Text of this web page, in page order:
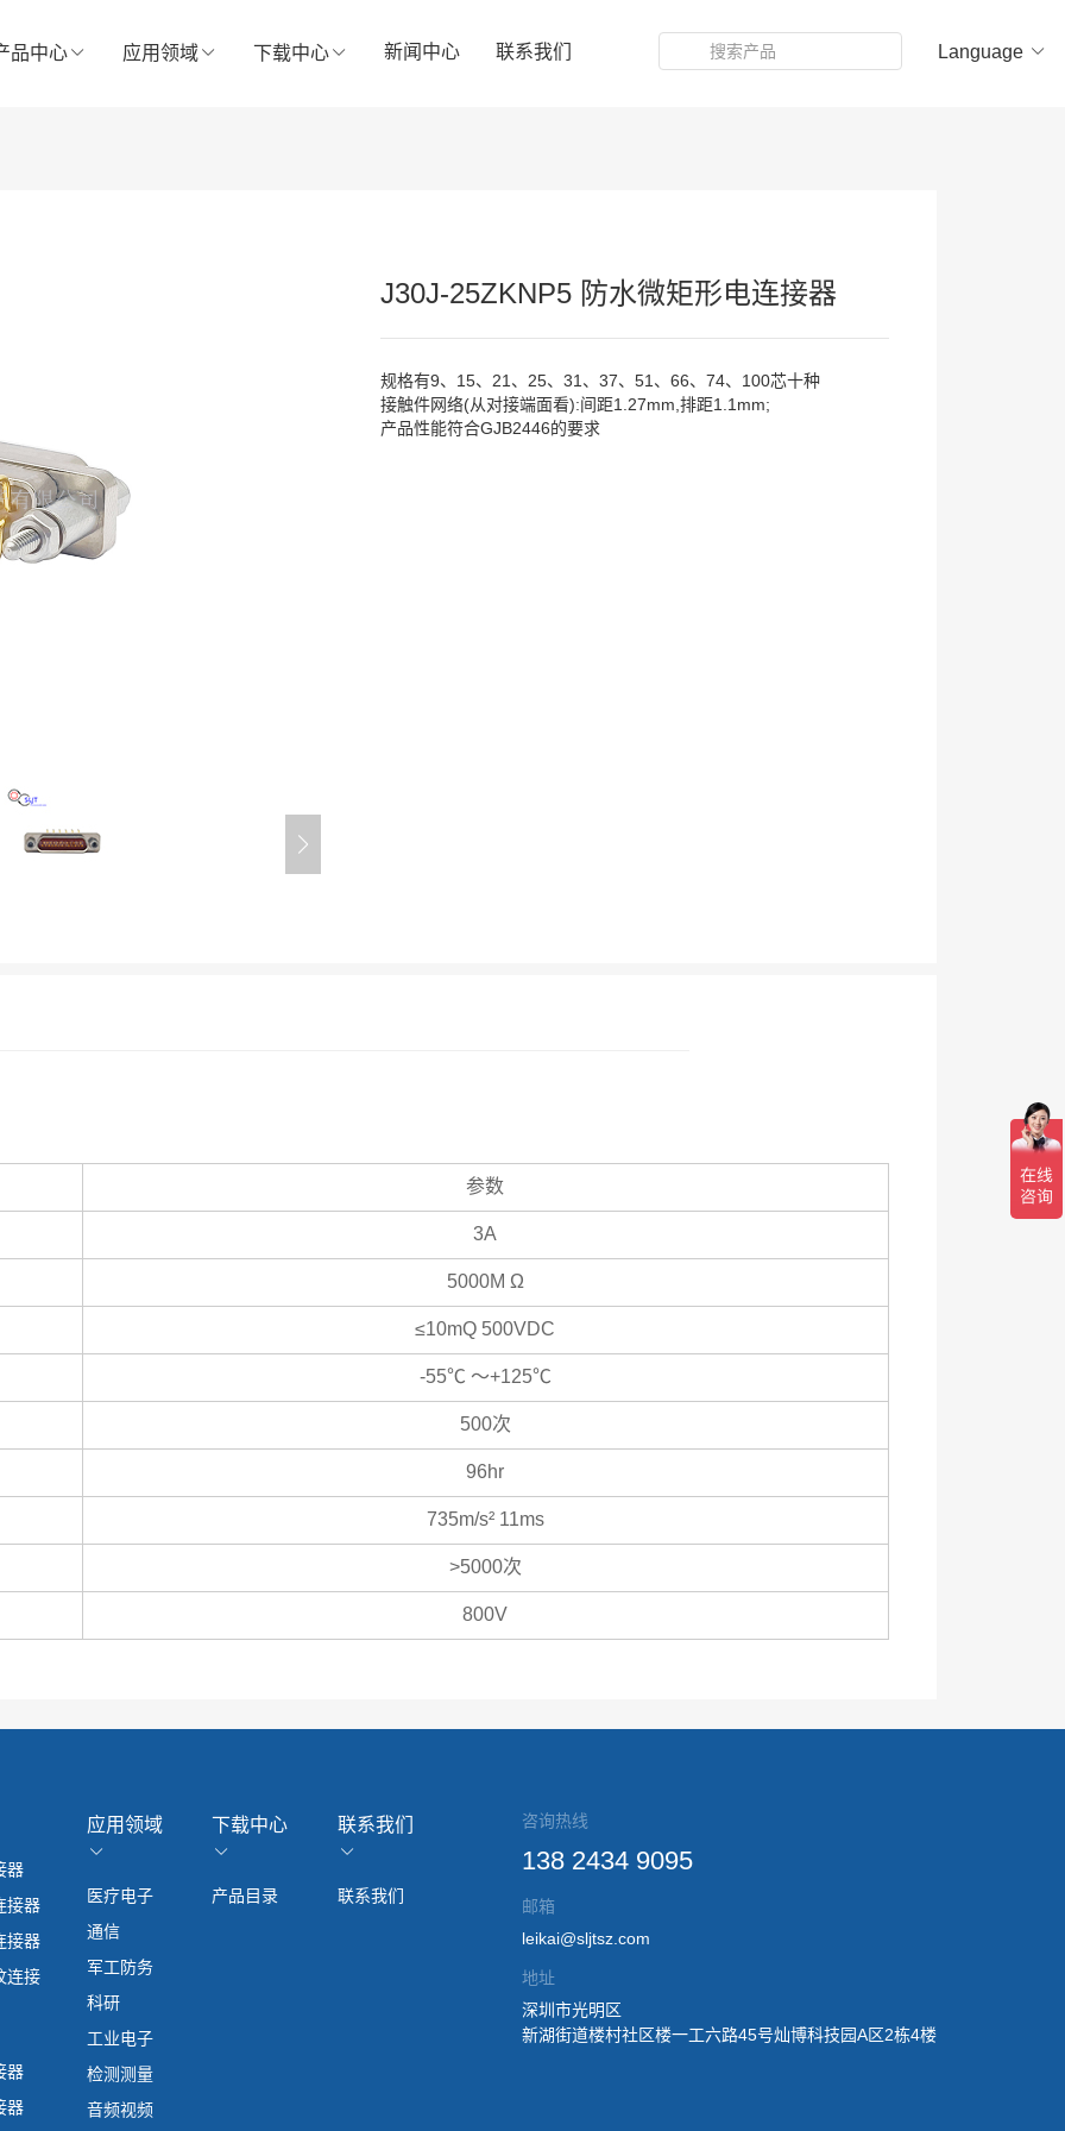
品中心 应用领域 下载中心 新闻中心 联系我们 Language
J30J-25ZKNP5 防水微矩形电连接器
规格有9、15、21、25、31、37、51、66、74、100芯十种
接触件网络(从对接端面看):间距1.27mm,排距1.1mm;
产品性能符合GJB2446的要求
参数
3A
5000M Ω
≤10mQ 500VDC
-55℃ ～+125℃
500次
96hr
735m/s² 11ms
>5000次
800V
器
接器
接器
连接
器
器
应用领域
医疗电子
通信
军工防务
科研
工业电子
检测测量
音频视频
下载中心
产品目录
联系我们
联系我们
咨询热线
138 2434 9095
邮箱
leikai@sljtsz.com
地址
深圳市光明区
新湖街道楼村社区楼一工六路45号灿博科技园A区2栋4楼